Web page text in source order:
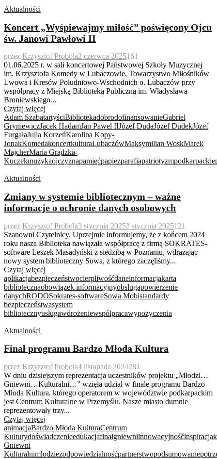
Aktualności
Koncert „Wyśpiewajmy miłość” poświęcony Ojcu
św. Janowi Pawłowi II
przez Krzysztof Probola2 czerwca 2025161
01.06.2025 r. w sali koncertowej Państwowej Szkoły Muzycznej
im. Krzysztofa Komedy w Lubaczowie, Towarzystwo Miłośników
Lwowa i Kresów Południowo-Wschodnich o. Lubaczów przy
współpracy z Miejską Biblioteką Publiczną im. Władysława
Broniewskiego...
Czytaj więcej
Adam SzabatartyściBibliotekadobrodofinansowanieGabriel
GryniewiczJacek HadamJan Paweł IIJózef DudaJózef DudekJózef
FurgałaJulia KorzeńKarolina Kopy-
JonakKomedakoncertkulturaLubaczówMaksymilian WoskMarek
MajcherMaria Grądzka-
Kuczekmuzykaojczyznapamięćpapieżparafiapatriotyzmpodkarpackie
Aktualności
Zmiany w systemie bibliotecznym – ważne
informacje o ochronie danych osobowych
przez Krzysztof Probola3 stycznia 20253 stycznia 2025121
Szanowni Czytelnicy, Uprzejmie informujemy, że z końcem 2024
roku nasza Biblioteka nawiązała współpracę z firmą SOKRATES-
software Leszek Masadyński z siedzibą w Poznaniu, wdrażając
nowy system biblioteczny Sowa, z którego zaczęliśmy...
Czytaj więcej
aplikacjabezpieczeństwocierpliwośćdaneinformacjakarta
bibliotecznaobowiązek informacyjnyobsługapowierzenie
danychRODOSokrates-softwareSowa Mobistandardy
bezpieczeństwasystem
bibliotecznyusługawdrożeniewspółpracawypożyczenia
Aktualności
Finał programu Bardzo Młoda Kultura
przez Krzysztof Probola4 listopada 2024281
W dniu dzisiejszym reprezentacja uczestników projektu „Młodzi…
Gniewni…Kulturalni…” wzięła udział w finale programu Bardzo
Młoda Kultura, którego operatorem w województwie podkarpackim
jest Centrum Kulturalne w Przemyślu. Nasze miasto dumnie
reprezentowały trzy...
Czytaj więcej
animacjaBardzo Młoda KulturaCentrum
Kulturydoświadczenieedukacjafinałgniewniinnowacyjnośćinspiracja
Gniewni
Kulturalnimłodzieżodpowiedzialnośćpartnerstwopodsumowanie